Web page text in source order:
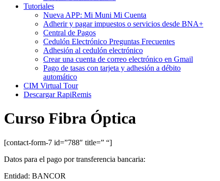
Tutoriales
Nueva APP: Mi Muni Mi Cuenta
Adherir y pagar impuestos o servicios desde BNA+
Central de Pagos
Cedulón Electrónico Preguntas Frecuentes
Adhesión al cedulón electrónico
Crear una cuenta de correo electrónico en Gmail
Pago de tasas con tarjeta y adhesión a débito
automático
CIM Virtual Tour
Descargar RapiRemis
Curso Fibra Óptica
[contact-form-7 id=”788″ title=” “]
Datos para el pago por transferencia bancaria:
Entidad: BANCOR